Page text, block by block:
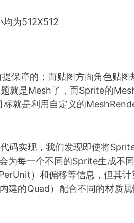
均为512X512
保障的；而贴图方面角色贴图
就是Mesh了，而Sprite的
就是利用自定义的
码实现，我们发现即使将
为每一个不同的Sprite生成不
）和偏移等信息，但其
建的Quad）配合不同的材质